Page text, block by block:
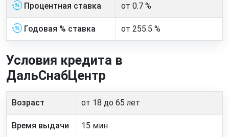
Процентная ставка от 0.7 %
Годовая % ставка от 255.5 %
Условия кредита в
ДальСнабЦентр
Возраст от 18 до 65 лет
Время выдачи 15 мин